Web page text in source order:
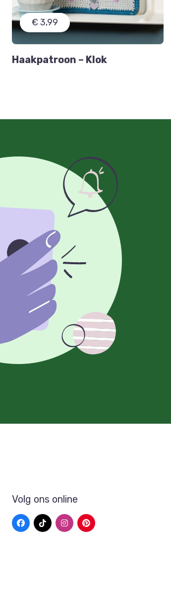
€ 3,99
Haakpatroon – Klok
Volg ons online